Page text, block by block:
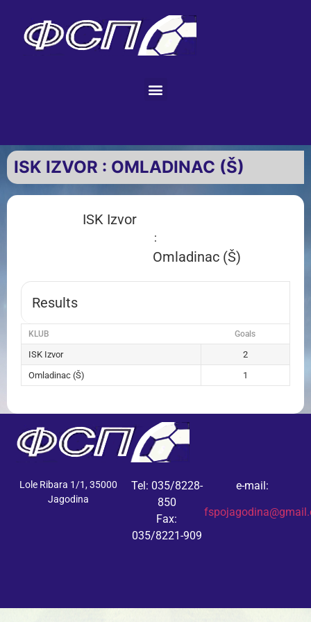
ISK IZVOR : OMLADINAC (Š)
ISK Izvor
:
Omladinac (Š)
Results
KLUB Goals
ISK Izvor
2
Omladinac (Š)
1
Lole Ribara 1/1, 35000
Jagodina
Tel: 035/8228-
850
Fax:
035/8221-909
e-mail: